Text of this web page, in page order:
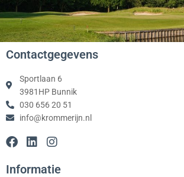
Contactgegevens
Sportlaan 6
3981HP Bunnik
030 656 20 51
info@krommerijn.nl
F
c
L
n
I
s
Informatie